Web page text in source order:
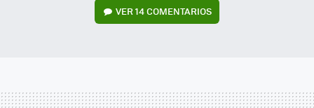
VER14 COMENTARIOS